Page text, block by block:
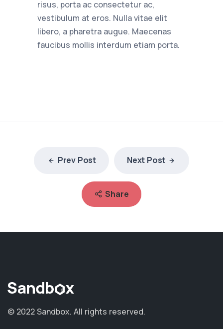
risus, porta ac consectetur ac,
vestibulum at eros. Nulla vitae elit
libero, a pharetra augue. Maecenas
faucibus mollis interdum etiam porta.
Prev Post Next Post
Share
© 2022 Sandbox. All rights reserved.